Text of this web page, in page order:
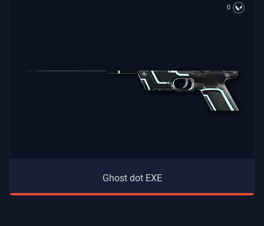
0
Ghost dot EXE